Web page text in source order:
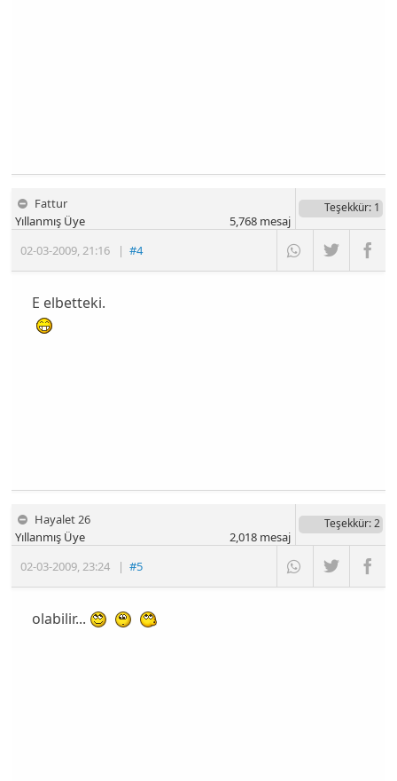
Fattur
02-03-2009,21:16 |#4
Yıllanmış Üye
Teşekkür: 1
5,768mesaj
E elbetteki.
Hayalet 26
02-03-2009,23:24 |#5
Yıllanmış Üye
Teşekkür: 2
2,018mesaj
olabilir...